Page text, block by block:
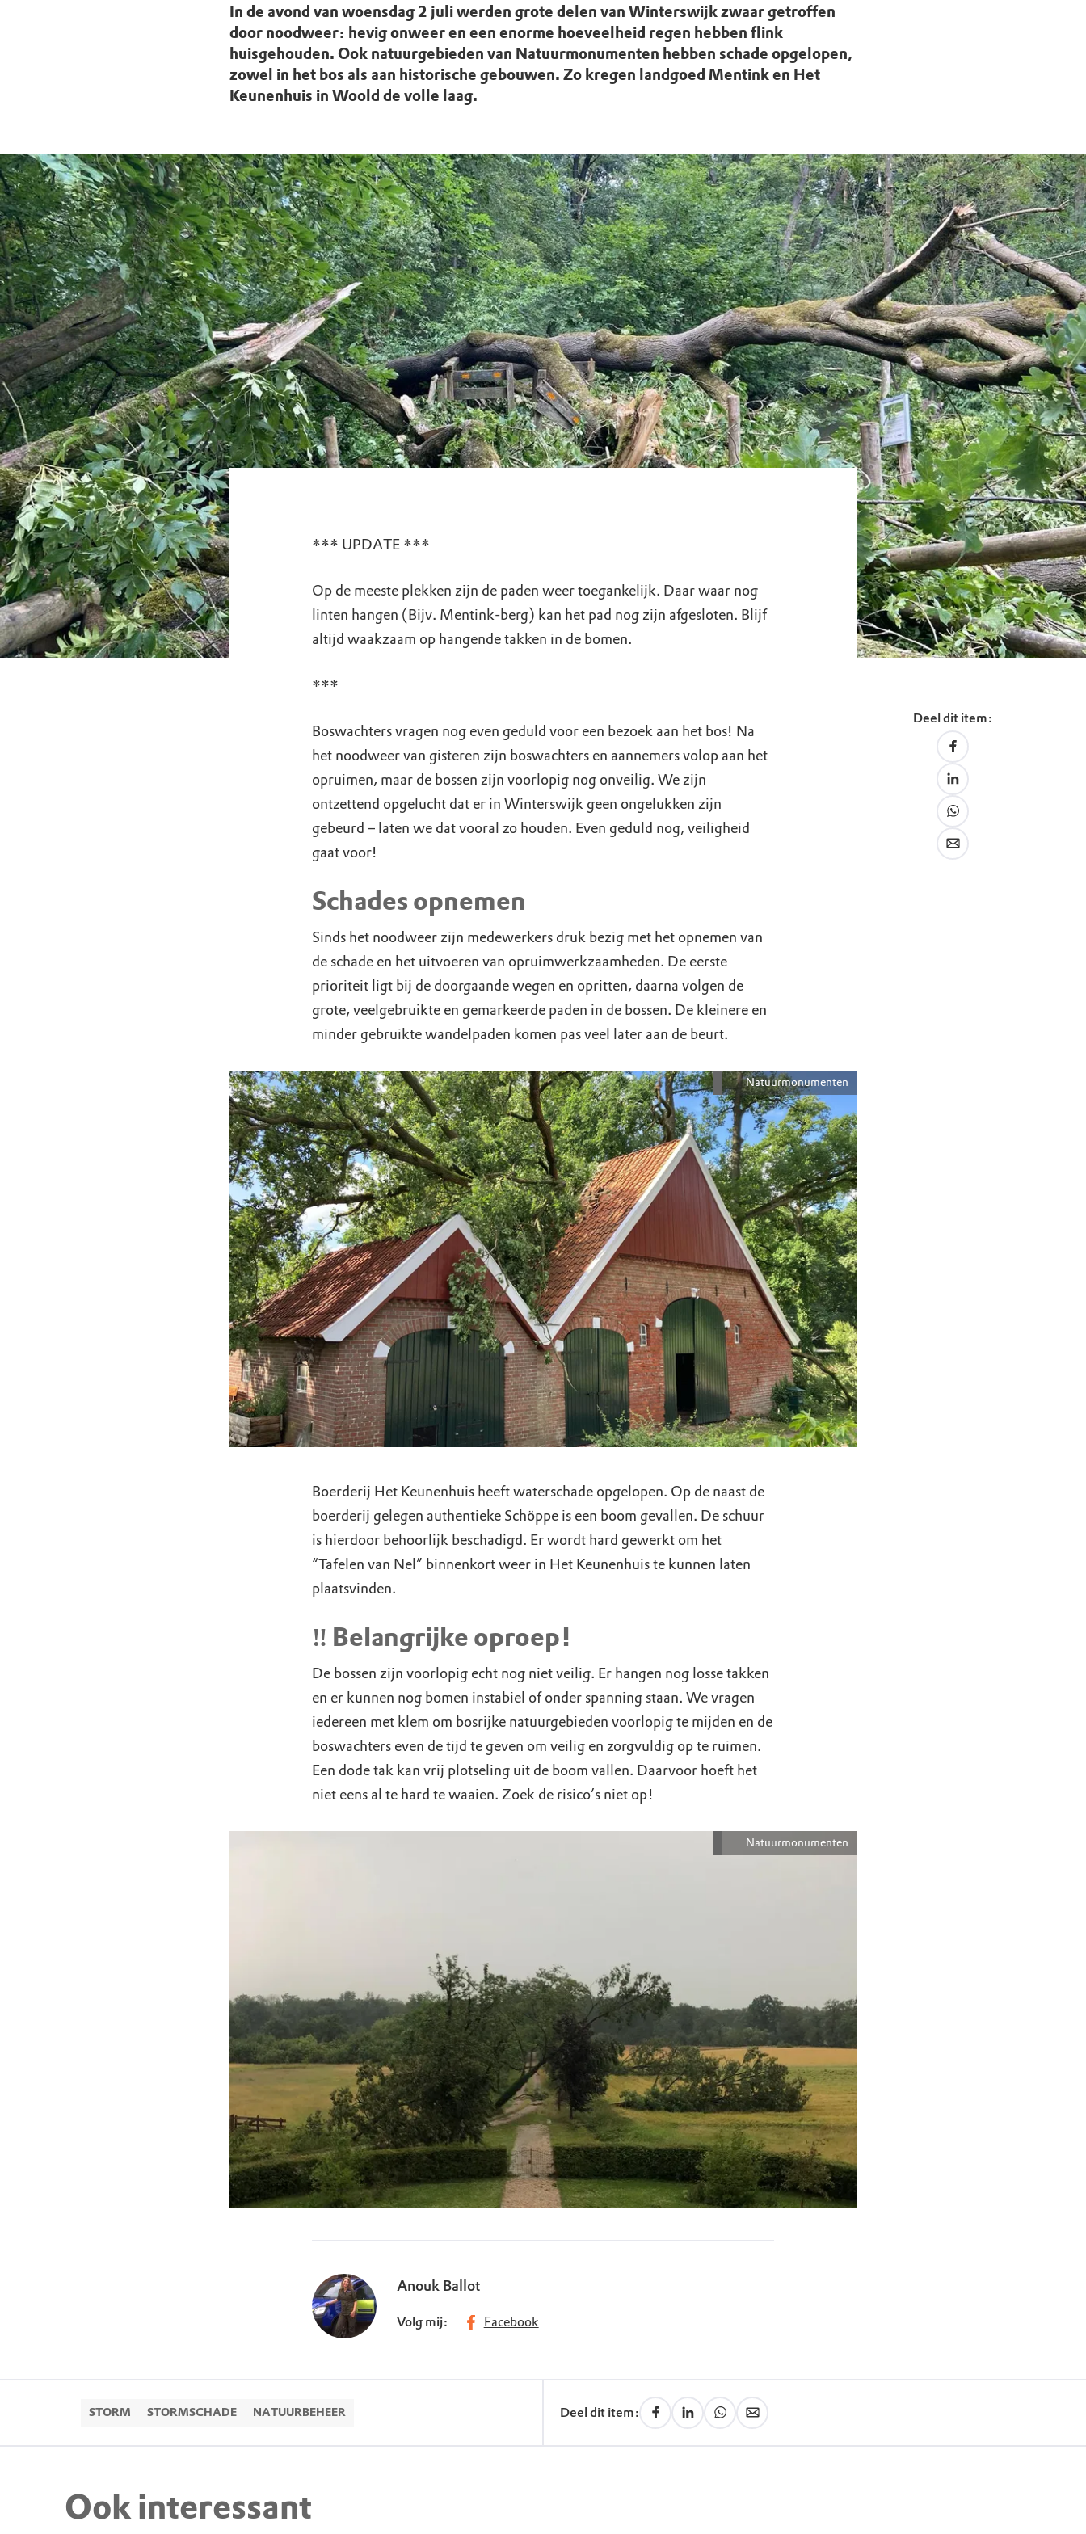
Zoeken op de kaart
Toegang en bezoek
Wat is OERRR?
Projecten
Jaarverslag
In de avond van woensdag 2 juli werden grote delen van Winterswijk zwaar getroffen
door noodweer: hevig onweer en een enorme hoeveelheid regen hebben flink
huisgehouden. Ook natuurgebieden van Natuurmonumenten hebben schade opgelopen,
zowel in het bos als aan historische gebouwen. Zo kregen landgoed Mentink en Het
Keunenhuis in Woold de volle laag.
*** UPDATE ***
Op de meeste plekken zijn de paden weer toegankelijk. Daar waar nog
linten hangen (Bijv. Mentink-berg) kan het pad nog zijn afgesloten. Blijf
altijd waakzaam op hangende takken in de bomen.
***
Boswachters vragen nog even geduld voor een bezoek aan het bos! Na
het noodweer van gisteren zijn boswachters en aannemers volop aan het
opruimen, maar de bossen zijn voorlopig nog onveilig. We zijn
ontzettend opgelucht dat er in Winterswijk geen ongelukken zijn
gebeurd – laten we dat vooral zo houden. Even geduld nog, veiligheid
gaat voor!
Schades opnemen
Sinds het noodweer zijn medewerkers druk bezig met het opnemen van
de schade en het uitvoeren van opruimwerkzaamheden. De eerste
prioriteit ligt bij de doorgaande wegen en opritten, daarna volgen de
grote, veelgebruikte en gemarkeerde paden in de bossen. De kleinere en
minder gebruikte wandelpaden komen pas veel later aan de beurt.
Natuurmonumenten
Boerderij Het Keunenhuis heeft waterschade opgelopen. Op de naast de
boerderij gelegen authentieke Schöppe is een boom gevallen. De schuur
is hierdoor behoorlijk beschadigd. Er wordt hard gewerkt om het
“Tafelen van Nel” binnenkort weer in Het Keunenhuis te kunnen laten
plaatsvinden.
‼️ Belangrijke oproep!
De bossen zijn voorlopig echt nog niet veilig. Er hangen nog losse takken
en er kunnen nog bomen instabiel of onder spanning staan. We vragen
iedereen met klem om bosrijke natuurgebieden voorlopig te mijden en de
boswachters even de tijd te geven om veilig en zorgvuldig op te ruimen.
Een dode tak kan vrij plotseling uit de boom vallen. Daarvoor hoeft het
niet eens al te hard te waaien. Zoek de risico’s niet op!
Natuurmonumenten
Anouk Ballot
Volg mij: Facebook
Deel dit item:
STORM STORMSCHADE NATUURBEHEER Deel dit item:
Ook interessant